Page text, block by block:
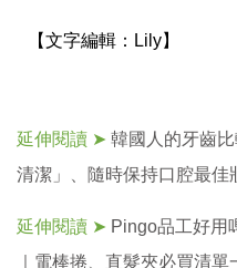
【文字編輯： Lily】
延伸閱讀 ➤ 韓國人的牙齒
清潔」、隨時保持口腔最佳
延伸閱讀 ➤ Pingo品工好用
｜電棒捲、直髮夾必買清單